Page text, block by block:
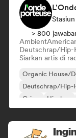
> 800
Ambient
Deutschrap/Hip-
Siarkan artis di
Organic House/
Deutschrap/Hip-
Grime
Hip-hop